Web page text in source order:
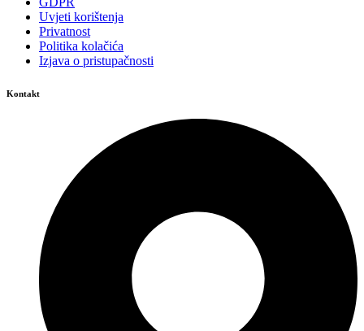
Uvjeti korištenja
Privatnost
Politika kolačića
Izjava o pristupačnosti
Kontakt